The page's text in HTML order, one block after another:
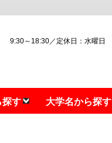
9:30～18:30／定休日：水曜日
探す 大学名から探す